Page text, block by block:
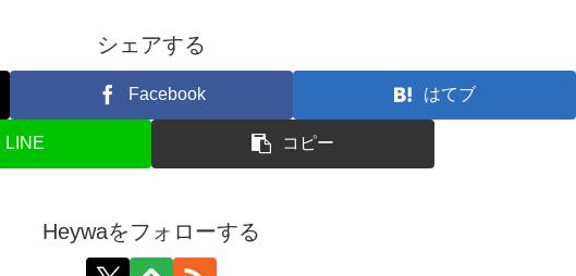
シェアする
Facebook はてブ
LINE コピー
Heywaをフォローする